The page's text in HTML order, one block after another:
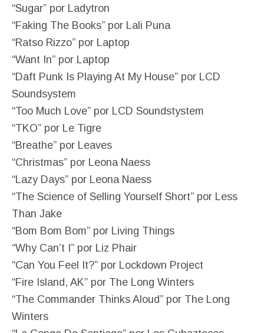
“Sugar” por Ladytron
“Faking The Books” por Lali Puna
“Ratso Rizzo” por Laptop
“Want In” por Laptop
“Daft Punk Is Playing At My House” por LCD
Soundsystem
“Too Much Love” por LCD Soundstystem
“TKO” por Le Tigre
“Breathe” por Leaves
“Christmas” por Leona Naess
“Lazy Days” por Leona Naess
“The Science of Selling Yourself Short” por Less
Than Jake
“Bom Bom Bom” por Living Things
“Why Can’t I” por Liz Phair
“Can You Feel It?” por Lockdown Project
“Fire Island, AK” por The Long Winters
“The Commander Thinks Aloud” por The Long
Winters